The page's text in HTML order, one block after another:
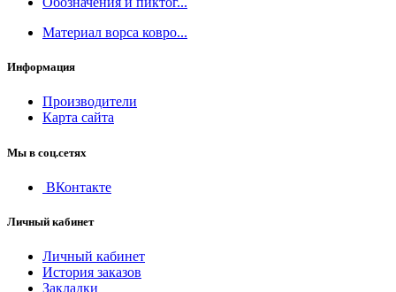
Материал ворса ковро...
Информация
Производители
Карта сайта
Мы в соц.сетях
ВКонтакте
Личный кабинет
Личный кабинет
История заказов
Закладки